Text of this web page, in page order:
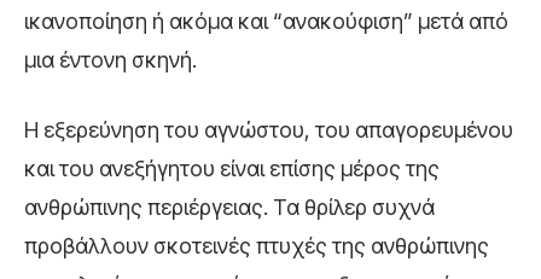
ικανοποίηση ή ακόμα και “ανακούφιση” μετά από
μια έντονη σκηνή.
Η εξερεύνηση του αγνώστου, του απαγορευμένου
και του ανεξήγητου είναι επίσης μέρος της
ανθρώπινης περιέργειας. Τα θρίλερ συχνά
προβάλλουν σκοτεινές πτυχές της ανθρώπινης